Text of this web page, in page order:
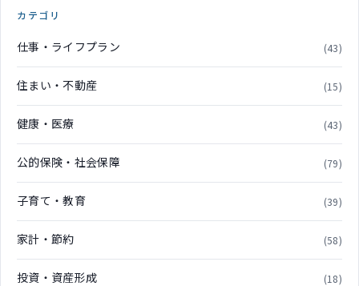
カテゴリ
仕事・ライフプラン (43)
住まい・不動産 (15)
健康・医療 (43)
公的保険・社会保障 (79)
子育て・教育 (39)
家計・節約 (58)
投資・資産形成 (18)